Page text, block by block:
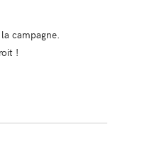
campagne.
!